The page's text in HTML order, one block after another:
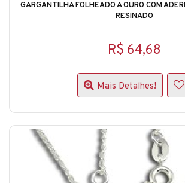
GARGANTILHA FOLHEADO A OURO COM
RESINADO
R$ 64,68
Mais Detalhes!